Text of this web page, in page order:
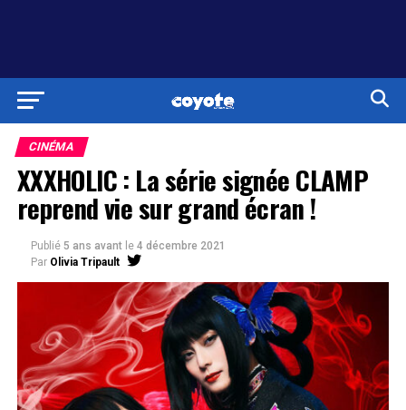
CINÉMA
XXXHOLIC : La série signée CLAMP
reprend vie sur grand écran !
Publié 5 ans avant le 4 décembre 2021
Par Olivia Tripault